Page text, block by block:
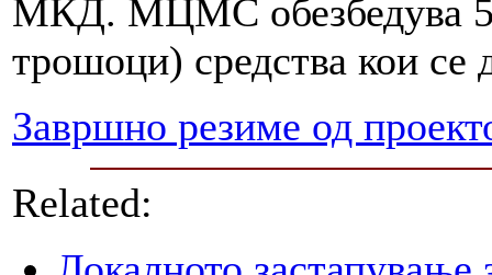
МКД. МЦМС обезбедува
трошоци) средства кои се
Завршно резиме од
Related: